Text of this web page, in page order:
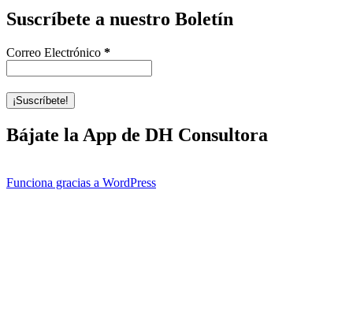
Suscríbete a nuestro Boletín
Correo Electrónico *
Bájate la App de DH Consultora
Funciona gracias a WordPress